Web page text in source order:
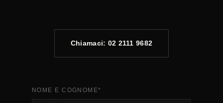
Chiamaci: 02 2111 9682
NOME E COGNOME*